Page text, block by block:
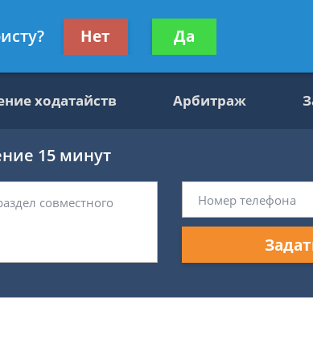
Получите консультацию
бесплатно
ходатайств Арбитраж
15 минут
Нет Да